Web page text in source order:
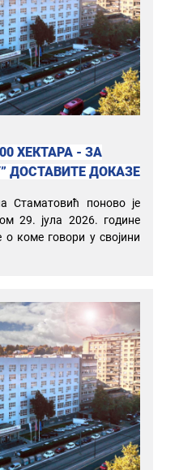
ХЕКТАРА - ЗА
ДОСТАВИТЕ ДОКАЗЕ
Стаматовић поново је
29. јула 2026. године
коме говори у својини